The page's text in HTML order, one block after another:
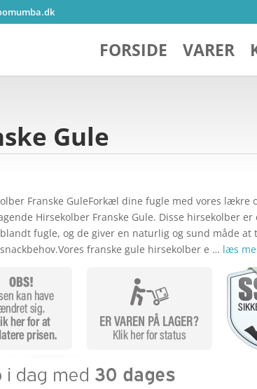
FORSIDE VARER
Gule
Franske GuleForkæl dine fugle med vores lækre
Hirsekolber Franske Gule. Disse hirsekolber
fugle, og de giver en naturlig og sund måde at
franske gule hirsekolber e … læs